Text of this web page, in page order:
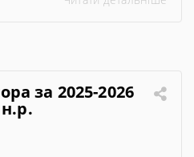
за 2025-2026
н.р.